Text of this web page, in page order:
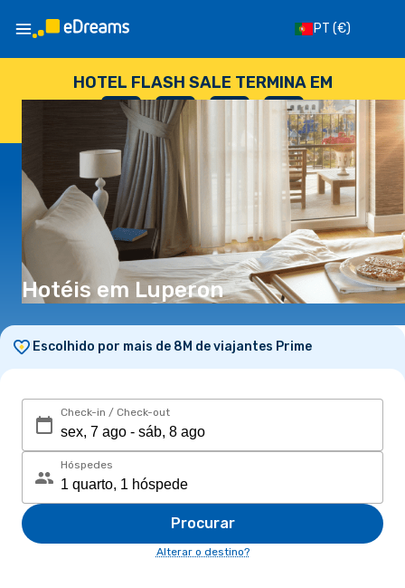
PT (€)
HOTEL FLASH SALE TERMINA EM
--
DIAS
: --
HORAS
: --
SEGUNDOS
Hotéis em Luperon
Escolhido por mais de 8M de viajantes Prime
Check-in / Check-out
Hóspedes
Procurar
Alterar o destino?